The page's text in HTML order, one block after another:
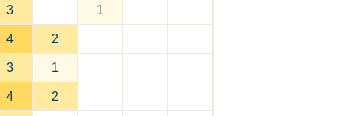
3 1
4 2
3 1
4 2